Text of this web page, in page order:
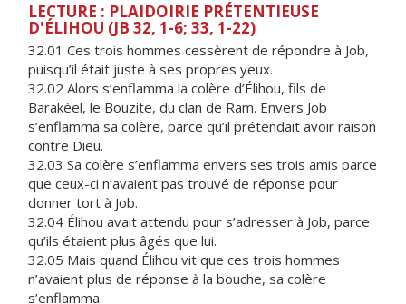
LECTURE : PLAIDOIRIE PRÉTENTIEUSE
D'ÉLIHOU (JB 32, 1-6; 33, 1-22)
32.01 Ces trois hommes cessèrent de répondre à Job,
puisqu’il était juste à ses propres yeux.
32.02 Alors s’enflamma la colère d’Élihou, fils de
Barakéel, le Bouzite, du clan de Ram. Envers Job
s’enflamma sa colère, parce qu’il prétendait avoir raison
contre Dieu.
32.03 Sa colère s’enflamma envers ses trois amis parce
que ceux-ci n’avaient pas trouvé de réponse pour
donner tort à Job.
32.04 Élihou avait attendu pour s’adresser à Job, parce
qu’ils étaient plus âgés que lui.
32.05 Mais quand Élihou vit que ces trois hommes
n’avaient plus de réponse à la bouche, sa colère
s’enflamma.